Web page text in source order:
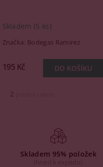
Skladem (5 ks)
Značka: Bodegas Ramirez
195 Kč
2
Skladem 95% položek
Ihned k expedici